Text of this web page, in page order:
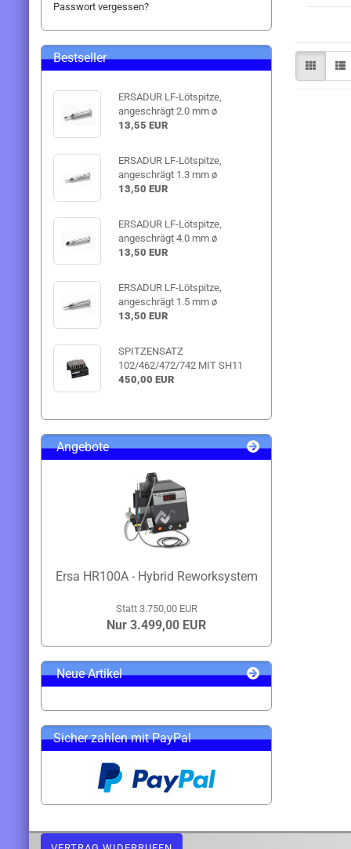
Passwort vergessen?
Bestseller
ERSADUR LF-Lötspitze,
angeschrägt 2.0 mm ø
13,55 EUR
ERSADUR LF-Lötspitze,
angeschrägt 1.3 mm ø
13,50 EUR
ERSADUR LF-Lötspitze,
angeschrägt 4.0 mm ø
13,50 EUR
ERSADUR LF-Lötspitze,
angeschrägt 1.5 mm ø
13,50 EUR
SPITZENSATZ
102/462/472/742 MIT SH11
450,00 EUR
Angebote
Ersa HR100A - Hybrid Reworksystem
Statt 3.750,00 EUR
Nur 3.499,00 EUR
Neue Artikel
Sicher zahlen mit PayPal